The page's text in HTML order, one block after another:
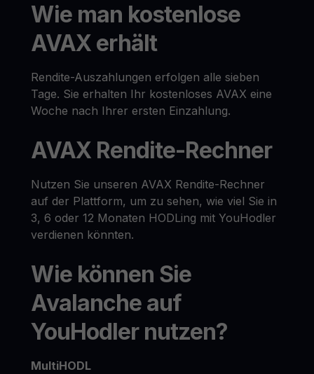
Wie man kostenlose
AVAX erhält
Rendite-Auszahlungen erfolgen alle sieben
Tage. Sie erhalten Ihr kostenloses AVAX eine
Woche nach Ihrer ersten Einzahlung.
AVAX Rendite-Rechner
Nutzen Sie unseren AVAX Rendite-Rechner
auf der Plattform, um zu sehen, wie viel Sie in
3, 6 oder 12 Monaten HODLing mit YouHodler
verdienen könnten.
Wie können Sie
Avalanche auf
YouHodler nutzen?
MultiHODL